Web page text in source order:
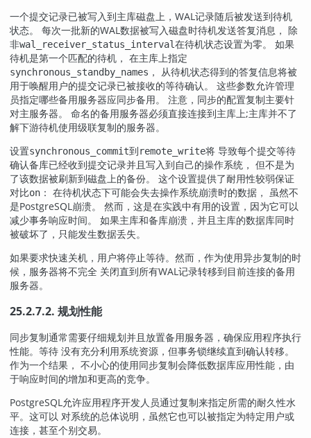
一个提交记录已被写入到主库磁盘上，WAL记录随后被发送到待机
状态。 每次一批新的WAL数据被写入磁盘时待机发送答复消息， 除
非wal_receiver_status_interval在待机状态设置为零。 如果
待机是第一个匹配的待机， 在主库上指定
synchronous_standby_names ， 从待机状态得到的答复信息将被
用于唤醒用户的提交记录已被接收的等待确认。 这些参数允许管理
员指定哪些备用服务器应同步备用。 注意，同步的配置复制主要针
对主服务器。 命名的备用服务器必须直接连接到主库上;主库并不了
解下游待机使用级联复制的服务器。
设置synchronous_commit到remote_write将 导致每个提交等待
确认备库已经收到提交记录并且写入到自己的操作系统， 但不是为
了该数据被刷新到磁盘上的备份。 这个设置提供了耐用性较弱保证
对比on ： 在待机状态下可能会失去操作系统崩溃时的数据， 虽然不
是PostgreSQL 崩溃。 然而，这是在实践中有用的设置，因为它可以
减少事务响应时间。 如果主库和备库崩溃，并且主库的数据库同时
被破坏了，只能发生数据丢失。
如果要求快速关机，用户将停止等待。然而，作为使用异步复制的时
候，服务器将不完全 关闭直到所有WAL记录转移到目前连接的备用
服务器。
25.2.7.2. 规划性能
同步复制通常需要仔细规划并且放置备用服务器，确保应用程序执行
性能。等待 没有充分利用系统资源，但事务锁继续直到确认转移。
作为一个结果， 不小心的使用同步复制会降低数据库应用性能，由
于响应时间的增加和更高的竞争。
PostgreSQL允许应用程序开发人员通过复制来指定所需的耐久性水
平。这可以 对系统的总体说明，虽然它也可以被指定为特定用户或
连接，甚至个别交易。